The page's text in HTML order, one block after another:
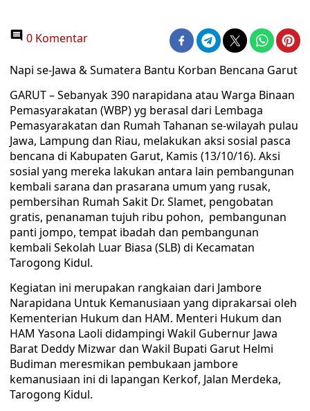
0 Komentar
Napi se-Jawa & Sumatera Bantu Korban Bencana Garut
GARUT – Sebanyak 390 narapidana atau Warga Binaan
Pemasyarakatan (WBP) yg berasal dari Lembaga
Pemasyarakatan dan Rumah Tahanan se-wilayah pulau
Jawa, Lampung dan Riau, melakukan aksi sosial pasca
bencana di Kabupaten Garut, Kamis (13/10/16). Aksi
sosial yang mereka lakukan antara lain pembangunan
kembali sarana dan prasarana umum yang rusak,
pembersihan Rumah Sakit Dr. Slamet, pengobatan
gratis, penanaman tujuh ribu pohon, pembangunan
panti jompo, tempat ibadah dan pembangunan
kembali Sekolah Luar Biasa (SLB) di Kecamatan
Tarogong Kidul.
Kegiatan ini merupakan rangkaian dari Jambore
Narapidana Untuk Kemanusiaan yang diprakarsai oleh
Kementerian Hukum dan HAM. Menteri Hukum dan
HAM Yasona Laoli didampingi Wakil Gubernur Jawa
Barat Deddy Mizwar dan Wakil Bupati Garut Helmi
Budiman meresmikan pembukaan jambore
kemanusiaan ini di lapangan Kerkof, Jalan Merdeka,
Tarogong Kidul.